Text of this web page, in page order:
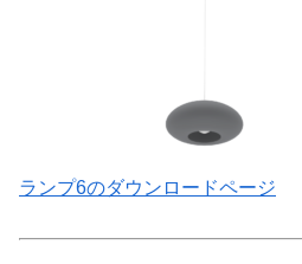
ランプ6のダウンロードページ